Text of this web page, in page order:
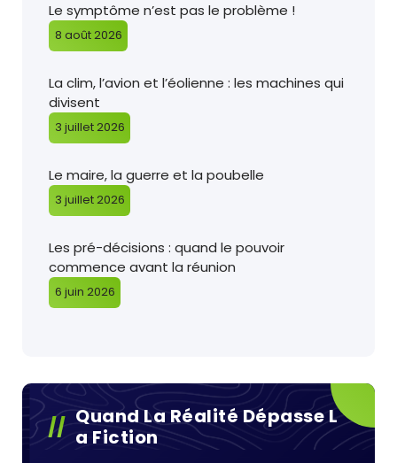
Le symptôme n’est pas le problème !
8 août 2026
La clim, l’avion et l’éolienne : les machines qui
divisent
3 juillet 2026
Le maire, la guerre et la poubelle
3 juillet 2026
Les pré-décisions : quand le pouvoir
commence avant la réunion
6 juin 2026
Quand La Réalité Dépasse L
A Fiction